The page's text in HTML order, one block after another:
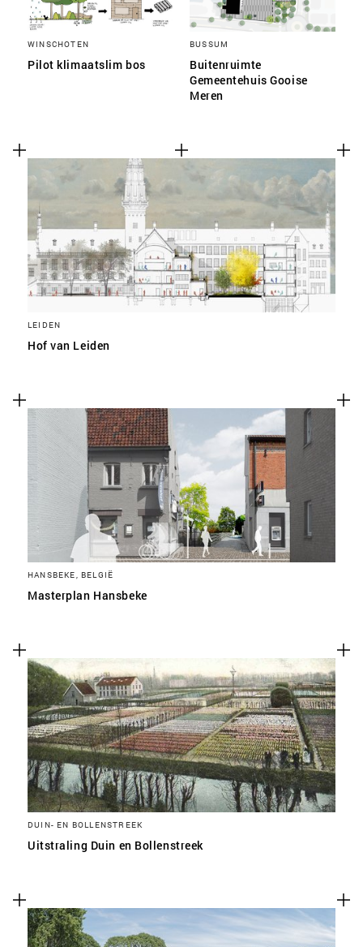
WINSCHOTEN
Pilot klimaatslim bos
BUSSUM
Buitenruimte
Gemeentehuis Gooise
Meren
LEIDEN
Hof van Leiden
HANSBEKE, BELGIË
Masterplan Hansbeke
DUIN- EN BOLLENSTREEK
Uitstraling Duin en Bollenstreek